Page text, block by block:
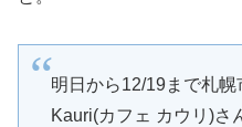
明日から12/19まで札
Kauri(カフェ カウリ)さ